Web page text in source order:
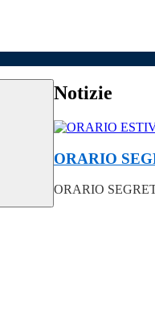
Notizie
ORARIO
ORARIO